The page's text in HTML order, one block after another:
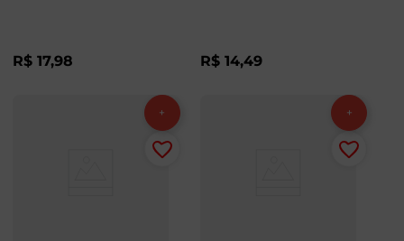
R$ 17,98 R$ 14,49